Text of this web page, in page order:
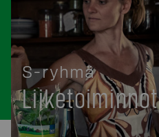
S-ryhmä
Liiketoiminnot